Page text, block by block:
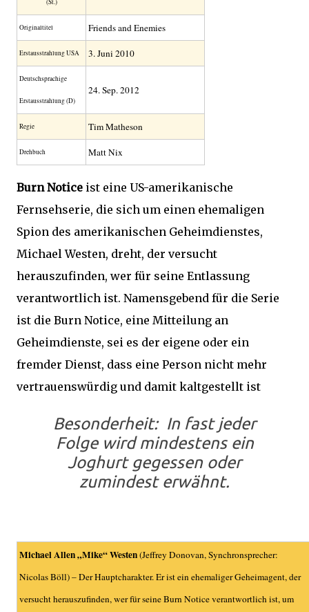
Original­titel Friends and Enemies
Erstaus­strahlung USA 3. Juni 2010
Deutsch­sprachige
Erstaus­strahlung (D)
24. Sep. 2012
Regie Tim Matheson
Drehbuch Matt Nix
Burn Notice ist eine US-amerikanische
Fernsehserie, die sich um einen ehemaligen
Spion des amerikanischen Geheimdienstes,
Michael Westen, dreht, der versucht
herauszufinden, wer für seine Entlassung
verantwortlich ist. Namensgebend für die Serie
ist die Burn Notice, eine Mitteilung an
Geheimdienste, sei es der eigene oder ein
fremder Dienst, dass eine Person nicht mehr
vertrauenswürdig und damit kaltgestellt ist
Besonderheit: In fast jeder
Folge wird mindestens ein
Joghurt gegessen oder
zumindest erwähnt.
Michael Allen „Mike“ Westen(Jeffrey Donovan, Synchronsprecher:
Nicolas Böll) – Der Hauptcharakter. Er ist ein ehemaliger Geheimagent, der
versucht herauszufinden, wer für seine Burn Notice verantwortlich ist, um